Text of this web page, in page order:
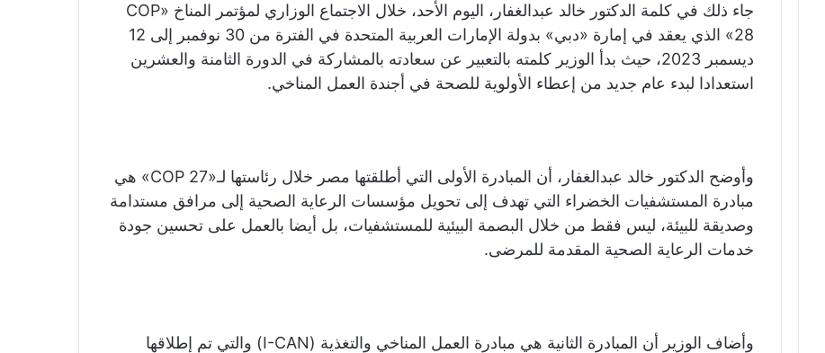
جاء ذلك في كلمة الدكتور خالد عبدالغفار، اليوم الأحد، خلال الاجتماع الوزاري لمؤتمر المناخ «COP
28» الذي يعقد في إمارة «دبي» بدولة الإمارات العربية المتحدة في الفترة من 30 نوفمبر إلى 12
ديسمبر 2023، حيث بدأ الوزير كلمته بالتعبير عن سعادته بالمشاركة في الدورة الثامنة والعشرين
استعدادا لبدء عام جديد من إعطاء الأولوية للصحة في أجندة العمل المناخي.
وأوضح الدكتور خالد عبدالغفار، أن المبادرة الأولى التي أطلقتها مصر خلال رئاستها لـ«COP 27» هي
مبادرة المستشفيات الخضراء التي تهدف إلى تحويل مؤسسات الرعاية الصحية إلى مرافق مستدامة
وصديقة للبيئة، ليس فقط من خلال البصمة البيئية للمستشفيات، بل أيضا بالعمل على تحسين جودة
خدمات الرعاية الصحية المقدمة للمرضى.
وأضاف الوزير أن المبادرة الثانية هي مبادرة العمل المناخي والتغذية (I-CAN) والتي تم إطلاقها